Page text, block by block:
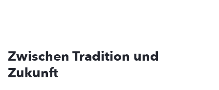
Zwischen Tradition und
Zukunft